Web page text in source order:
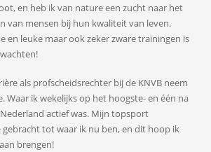
en heb ik van nature een zucht naar het
van mensen bij hun kwaliteit van leven.
en leuke maar ook zeker zware trainingen is
als profscheidsrechter bij de KNVB neem
Waar ik wekelijks op het hoogste- en één na
actief was. Mijn topsport
tot waar ik nu ben, en dit hoop ik
brengen!